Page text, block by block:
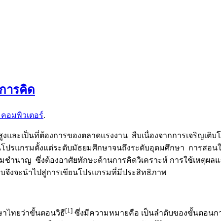
ารคิด
อมพิวเตอร์.
และเป็นที่ต้องการของตลาดแรงงาน สืบเนื่องจากการเจริญเ
รแกรมตั้งแต่ระดับมัธยมศึกษาจนถึงระดับอุดมศึกษา การสอนใ
ชำนาญ ซึ่งต้องอาศัยทักษะด้านการคิดวิเคราะห์ การใช้เหตุผ
จึงจะนำไปสู่การเขียนโปรแกรมที่มีประสิทธิภาพ
ไทยว่าขั้นตอนวิธี[1] ซึ่งมีความหมายคือ เป็นลำดับของขั้นตอน